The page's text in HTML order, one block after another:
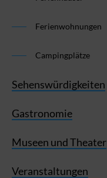
Ferienwohnungen
Campingplätze
Sehenswürdigkeiten
Gastronomie
Museen und Theater
Veranstaltungen